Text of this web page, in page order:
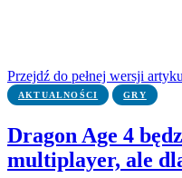
Przejdź do pełnej wersji
AKTUALNOŚCI GRY
Dragon Age 4
multiplayer, ale